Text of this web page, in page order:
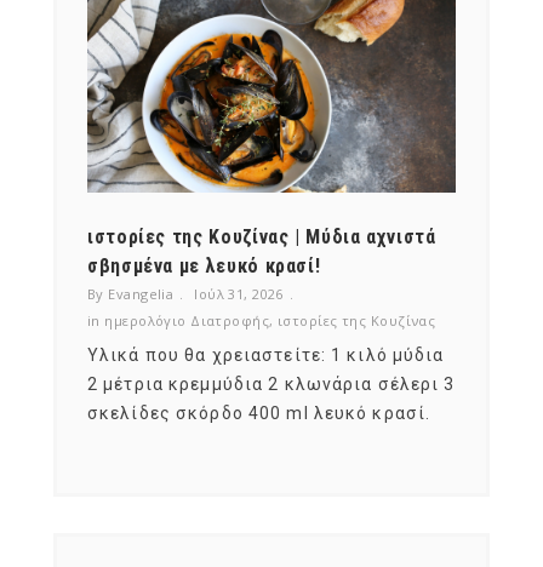
ιστορίες της Κουζίνας | Μύδια αχνιστά
σβησμένα με λευκό κρασί!
By Evangelia
Ιούλ 31, 2026
in ημερολόγιο Διατροφής, ιστορίες της Κουζίνας
Υλικά που θα χρειαστείτε: 1 κιλό μύδια
2 μέτρια κρεμμύδια 2 κλωνάρια σέλερι 3
σκελίδες σκόρδο 400 ml λευκό κρασί.